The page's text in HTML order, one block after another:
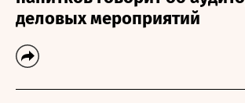
деловых мероприятий